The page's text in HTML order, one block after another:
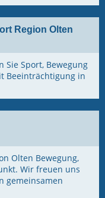
Region Olten
Sport, Bewegung
Beeinträchtigung in
Olten Bewegung,
Wir freuen uns
gemeinsamen